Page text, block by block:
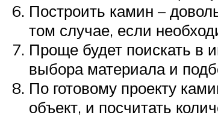
Построить камин –
том случае, если
Проще будет поискать в
выбора материала и
По готовому проекту
объект, и посчитать